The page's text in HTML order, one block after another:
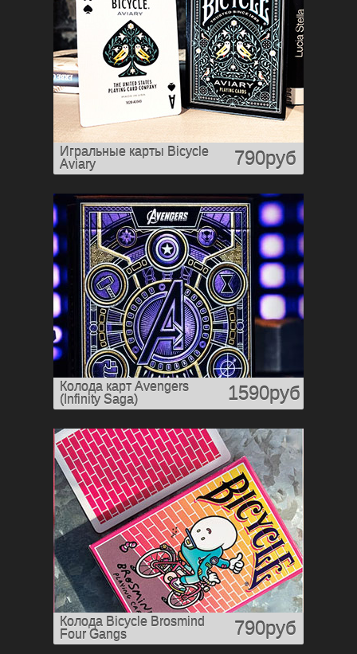
Игральные карты Bicycle
Aviary
790руб
Колода карт Avengers
(Infinity Saga)
1590руб
Колода Bicycle Brosmind
Four Gangs
790руб